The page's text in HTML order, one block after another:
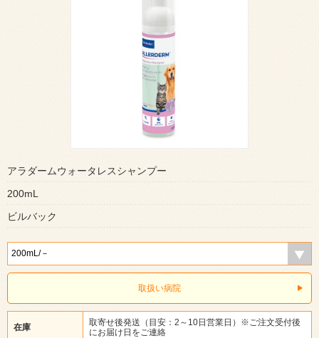
アラダームウォータレスシャンプー
200mL
ビルバック
取扱い病院
在庫
取寄せ後発送（目安：2～10日営業日）※ご注文受付後
にお届け日をご連絡